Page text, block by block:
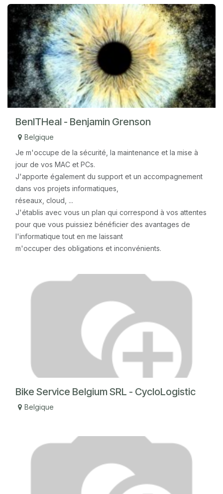
BenITHeal - Benjamin Grenson
Belgique
Je m'occupe de la sécurité, la maintenance et la mise à
jour de vos MAC et PCs.
J'apporte également du support et un accompagnement
dans vos projets informatiques,
réseaux, cloud, ...
J'établis avec vous un plan qui correspond à vos attentes
pour que vous puissiez bénéficier des avantages de
l'informatique tout en me laissant
m'occuper des obligations et inconvénients.
Bike Service Belgium SRL - CycloLogistic
Belgique